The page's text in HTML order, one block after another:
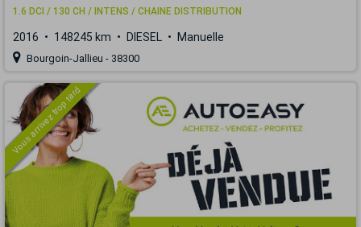
1.6 DCI / 130 CH / INTENS / CHAINE DISTRIBUTION
2016 148245 km DIESEL Manuelle
Bourgoin-Jallieu - 38300
Vous arrivez trop tard